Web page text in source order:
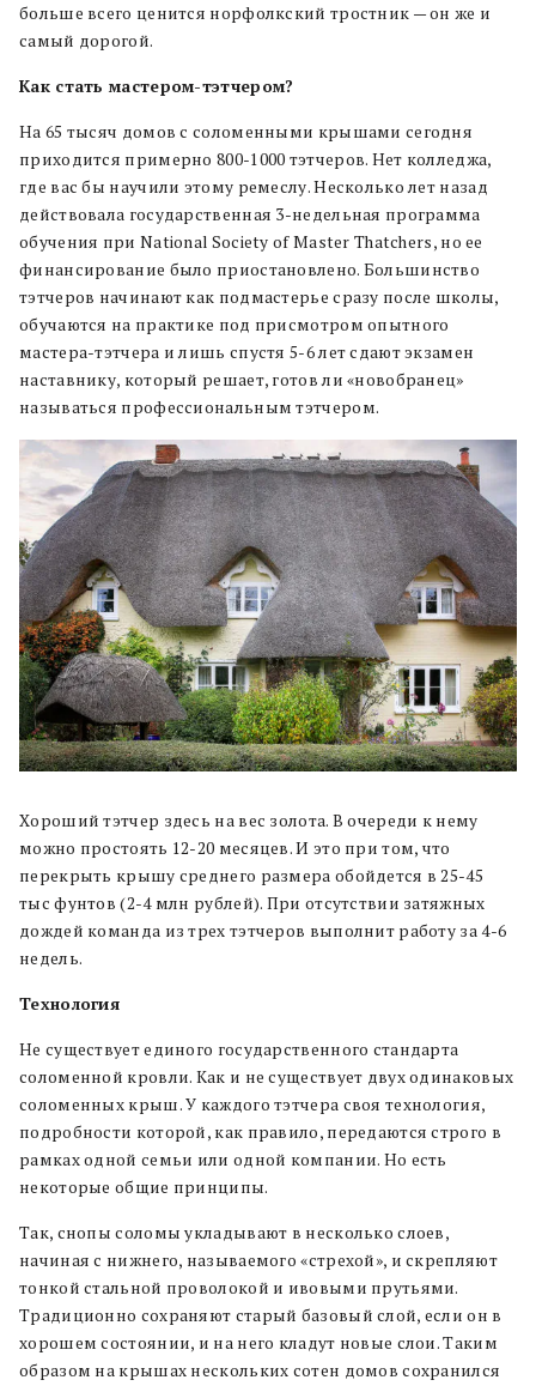
больше всего ценится норфолкский тростник — он же и
самый дорогой.
Как стать мастером-тэтчером?
На 65 тысяч домов с соломенными крышами сегодня
приходится примерно 800-1000 тэтчеров. Нет колледжа,
где вас бы научили этому ремеслу. Несколько лет назад
действовала государственная 3-недельная программа
обучения при National Society of Master Thatchers, но ее
финансирование было приостановлено. Большинство
тэтчеров начинают как подмастерье сразу после школы,
обучаются на практике под присмотром опытного
мастера-тэтчера и лишь спустя 5-6 лет сдают экзамен
наставнику, который решает, готов ли «новобранец»
называться профессиональным тэтчером.
Хороший тэтчер здесь на вес золота. В очереди к нему
можно простоять 12-20 месяцев. И это при том, что
перекрыть крышу среднего размера обойдется в 25-45
тыс фунтов (2-4 млн рублей). При отсутствии затяжных
дождей команда из трех тэтчеров выполнит работу за 4-6
недель.
Технология
Не существует единого государственного стандарта
соломенной кровли. Как и не существует двух одинаковых
соломенных крыш. У каждого тэтчера своя технология,
подробности которой, как правило, передаются строго в
рамках одной семьи или одной компании. Но есть
некоторые общие принципы.
Так, снопы соломы укладывают в несколько слоев,
начиная с нижнего, называемого «стрехой», и скрепляют
тонкой стальной проволокой и ивовыми прутьями.
Традиционно сохраняют старый базовый слой, если он в
хорошем состоянии, и на него кладут новые слои. Таким
образом на крышах нескольких сотен домов сохранился